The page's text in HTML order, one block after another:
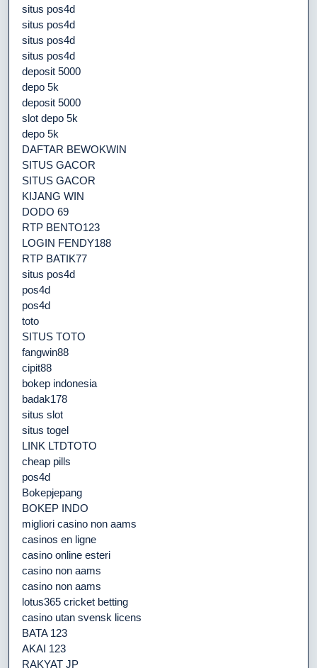
situs pos4d
situs pos4d
situs pos4d
situs pos4d
deposit 5000
depo 5k
deposit 5000
slot depo 5k
depo 5k
DAFTAR BEWOKWIN
SITUS GACOR
SITUS GACOR
KIJANG WIN
DODO 69
RTP BENTO123
LOGIN FENDY188
RTP BATIK77
situs pos4d
pos4d
pos4d
toto
SITUS TOTO
fangwin88
cipit88
bokep indonesia
badak178
situs slot
situs togel
LINK LTDTOTO
cheap pills
pos4d
Bokepjepang
BOKEP INDO
migliori casino non aams
casinos en ligne
casino online esteri
casino non aams
casino non aams
lotus365 cricket betting
casino utan svensk licens
BATA 123
AKAI 123
RAKYAT JP